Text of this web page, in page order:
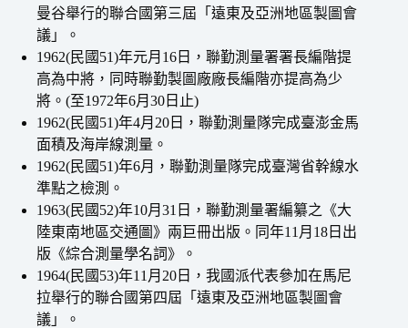
曼谷舉行的聯合國第三屆「遠東及亞洲地區製圖會
議」。
1962(民國51)年元月16日，聯勤測量署署長編階提
高為中將，同時聯勤製圖廠廠長編階亦提高為少
將。(至1972年6月30日止)
1962(民國51)年4月20日，聯勤測量隊完成臺澎金馬
面積及海岸線測量。
1962(民國51)年6月，聯勤測量隊完成臺灣省幹線水
準點之檢測。
1963(民國52)年10月31日，聯勤測量署編纂之《大
陸東南地區交通圖》兩巨冊出版。同年11月18日出
版《綜合測量學名詞》。
1964(民國53)年11月20日，我國派代表參加在馬尼
拉舉行的聯合國第四屆「遠東及亞洲地區製圖會
議」。